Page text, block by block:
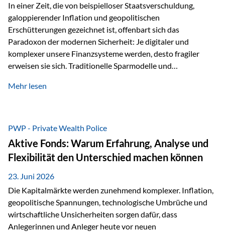
In einer Zeit, die von beispielloser Staatsverschuldung,
galoppierender Inflation und geopolitischen
Erschütterungen gezeichnet ist, offenbart sich das
Paradoxon der modernen Sicherheit: Je digitaler und
komplexer unsere Finanzsysteme werden, desto fragiler
erweisen sie sich. Traditionelle Sparmodelle und
unumstößlich galten, versagen angesichts der expansiven
Nostalgie dar, sondern ist die modernste und strategisch
klügste Antwort auf globale Instabilität. Physische Werte
und der richtige Rechtsstandort sind heute keine bloße
Option mehr, sondern eine strategische Notwendigkeit. 1.
Der massive Aufwand hinter einem winzigen…
Mehr lesen
PWP - Private Wealth Police
Aktive Fonds: Warum Erfahrung, Analyse und
Flexibilität den Unterschied machen können
23. Juni 2026
Die Kapitalmärkte werden zunehmend komplexer. Inflation,
geopolitische Spannungen, technologische Umbrüche und
wirtschaftliche Unsicherheiten sorgen dafür, dass
Anlegerinnen und Anleger heute vor neuen